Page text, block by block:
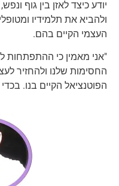
יודע כיצד לאזן בין גוף
ולהביא את תלמידיו
העצמי הקיים בהם.
"אני מאמין כי ההתפתחות
החסימות שלנו ולהחזיר
הפוטנציאל הקיים בנו. בכדי